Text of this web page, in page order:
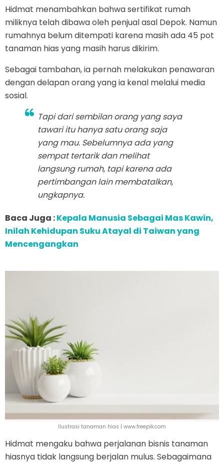
Hidmat menambahkan bahwa sertifikat rumah
miliknya telah dibawa oleh penjual asal Depok. Namun
rumahnya belum ditempati karena masih ada 45 pot
tanaman hias yang masih harus dikirim.
Sebagai tambahan, ia pernah melakukan penawaran
dengan delapan orang yang ia kenal melalui media
sosial.
Tapi dari sembilan orang yang saya
tawari itu hanya satu orang saja
yang mau. Sebelumnya ada yang
sempat tertarik dan melihat
langsung rumah, tapi karena ada
pertimbangan lain membatalkan,
ungkapnya.
Baca Juga :Kepala Manusia Sebagai Mas Kawin,
Inilah Kehidupan Suku Atayal di Taiwan yang
Mencengangkan
Ilustrasi tanaman hias | www.freepik.com
Hidmat mengaku bahwa perjalanan bisnis tanaman
hiasnya tidak langsung berjalan mulus. Sebagaimana